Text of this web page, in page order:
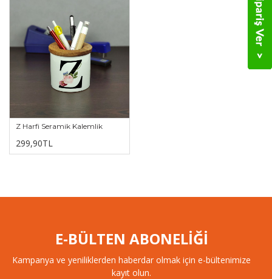
Z Harfi Seramik Kalemlik
299,90TL
E-BÜLTEN ABONELİĞİ
Kampanya ve yeniliklerden haberdar olmak için e-bültenimize
kayıt olun.